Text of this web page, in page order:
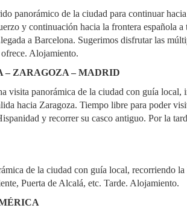
panorámico de la ciudad para continuar
y continuación hacia la frontera española a
a Barcelona. Sugerimos disfrutar las
Alojamiento.
– ZARAGOZA – MADRID
visita panorámica de la ciudad con guía local,
hacia Zaragoza. Tiempo libre para poder
y recorrer su casco antiguo. Por la
de la ciudad con guía local, recorriendo la
Puerta de Alcalá, etc. Tarde. Alojamiento.